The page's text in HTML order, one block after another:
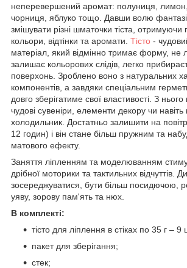
неперевершений аромат: полуниця, лимон,
чорниця, яблуко тощо. Давши волю
змішувати різні шматочки тіста, отримуючи
кольори, відтінки та аромати. Тісто -
матеріал, який відмінно тримає форму, не
залишає кольорових слідів, легко
поверхонь. Зроблено воно з натуральних
компонентів, а завдяки спеціальним
довго зберігатиме свої властивості. З
чудові сувеніри, елементи декору чи навіть
холодильник. Достатньо залишити на
12 годин) і він стане більш пружним та
матового ефекту.
Заняття ліпленням та моделюванням
дрібної моторики та тактильних відчуттів.
зосереджуватися, бути більш посидючою,
уяву, зорову пам'ять та нюх.
В комплекті:
тісто для ліплення в стіках по 35 г – 9
пакет для зберігання;
стек;